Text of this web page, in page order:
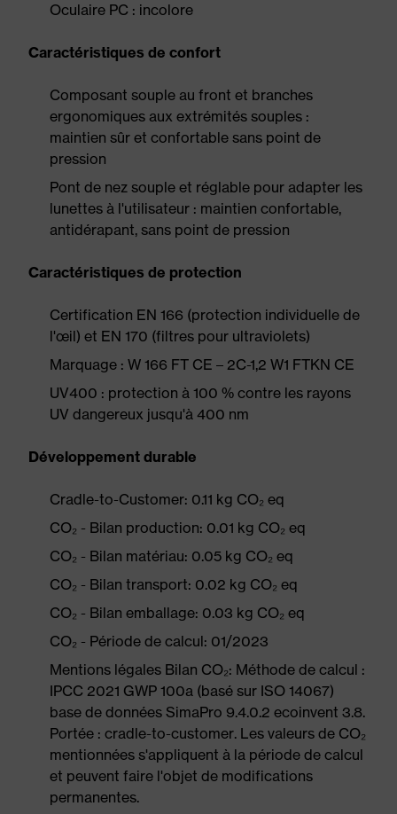
Oculaire PC : incolore
Caractéristiques de confort
Composant souple au front et branches
ergonomiques aux extrémités souples :
maintien sûr et confortable sans point de
pression
Pont de nez souple et réglable pour adapter les
lunettes à l'utilisateur : maintien confortable,
antidérapant, sans point de pression
Caractéristiques de protection
Certification EN 166 (protection individuelle de
l'œil) et EN 170 (filtres pour ultraviolets)
Marquage : W 166 FT CE – 2C-1,2 W1 FTKN CE
UV400 : protection à 100 % contre les rayons
UV dangereux jusqu'à 400 nm
Développement durable
Cradle-to-Customer: 0.11 kg CO₂ eq
CO₂ - Bilan production: 0.01 kg CO₂ eq
CO₂ - Bilan matériau: 0.05 kg CO₂ eq
CO₂ - Bilan transport: 0.02 kg CO₂ eq
CO₂ - Bilan emballage: 0.03 kg CO₂ eq
CO₂ - Période de calcul: 01/2023
Mentions légales Bilan CO₂: Méthode de calcul :
IPCC 2021 GWP 100a (basé sur ISO 14067)
base de données SimaPro 9.4.0.2 ecoinvent 3.8.
Portée : cradle-to-customer. Les valeurs de CO₂
mentionnées s'appliquent à la période de calcul
et peuvent faire l'objet de modifications
permanentes.